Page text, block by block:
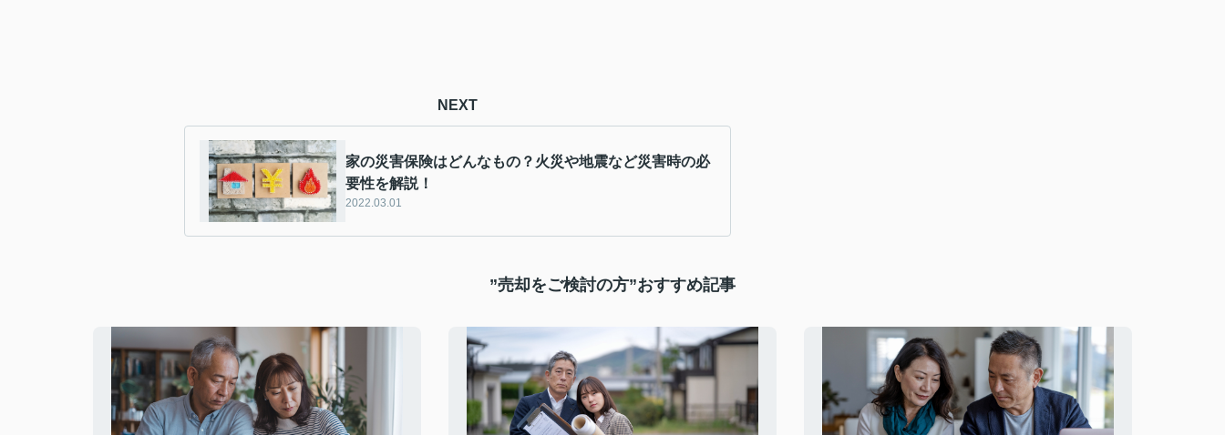
NEXT
家の災害保険はどんなもの？火災や地震など災害時の必
要性を解説！
2022.03.01
”売却をご検討の方”おすすめ記事